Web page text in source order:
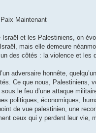
Maintenant
et les Palestiniens, on
mais elle demeure
des côtés : la violence et
adversaire honnête,
Ce que nous, Palestiniens,
le feu d’une attaque
politiques, économiques,
de vue palestinien, une
ceux qui y perdent leur vie,